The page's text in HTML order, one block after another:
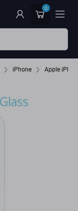
0
iPhone Apple